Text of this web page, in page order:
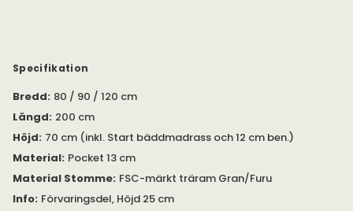
direkt på golvet. Förvaringsdel (Volym): cirka 300 liter för
Med Family Start ramsäng med förvaring får du:
Finns i flera olika tyger. Tygerna Bjärnum och Finja är
tillverkade av Harmolan, som är en smutsavvisande,
antistatisk och ventilerande fiber som sparar 95 % vatten
jämfört med andra färgade tyger vid tillverkning.
Specifikation
Bredd: 80 / 90 / 120 cm
Längd: 200 cm
Höjd: 70 cm (inkl. Start bäddmadrass och 12 cm ben.)
Material: Pocket 13 cm
Material Stomme: FSC-märkt träram Gran/Furu
Info: Förvaringsdel, Höjd 25 cm